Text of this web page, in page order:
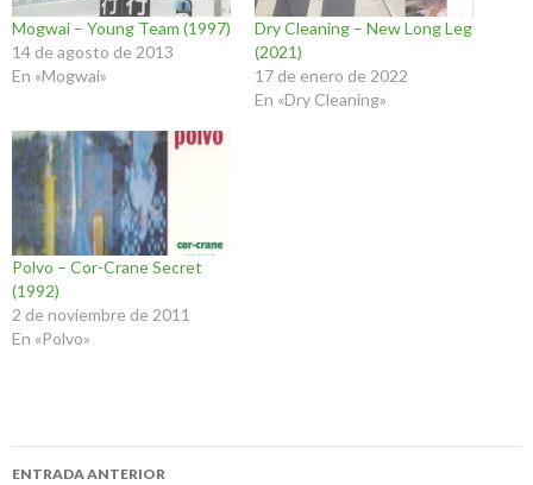
Mogwai – Young Team (1997)
14 de agosto de 2013
En «Mogwai»
Dry Cleaning – New Long Leg
(2021)
17 de enero de 2022
En «Dry Cleaning»
Polvo – Cor-Crane Secret
(1992)
2 de noviembre de 2011
En «Polvo»
Navegación
ENTRADA ANTERIOR